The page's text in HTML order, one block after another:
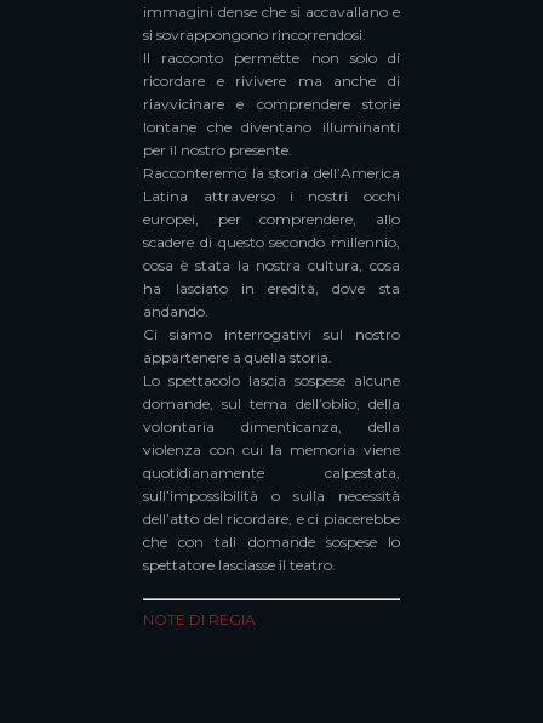
immagini dense che si accavallano e
si sovrappongono rincorrendosi.
Il racconto permette non solo di
ricordare e rivivere ma anche di
riavvicinare e comprendere storie
lontane che diventano illuminanti
per il nostro presente.
Racconteremo la storia dell’America
Latina attraverso i nostri occhi
europei, per comprendere, allo
scadere di questo secondo millennio,
cosa è stata la nostra cultura, cosa
ha lasciato in eredità, dove sta
andando.
Ci siamo interrogativi sul nostro
appartenere a quella storia.
Lo spettacolo lascia sospese alcune
domande, sul tema dell’oblio, della
volontaria dimenticanza, della
violenza con cui la memoria viene
quotidianamente calpestata,
sull’impossibilità o sulla necessità
dell’atto del ricordare, e ci piacerebbe
che con tali domande sospese lo
spettatore lasciasse il teatro.
NOTE DI REGIA